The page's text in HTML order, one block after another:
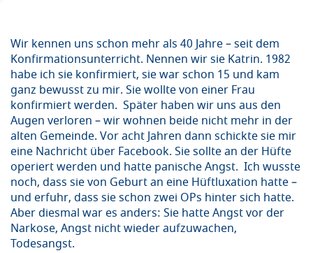
Wir kennen uns schon mehr als 40 Jahre – seit dem
Konfirmationsunterricht. Nennen wir sie Katrin. 1982
habe ich sie konfirmiert, sie war schon 15 und kam
ganz bewusst zu mir. Sie wollte von einer Frau
konfirmiert werden. Später haben wir uns aus den
Augen verloren – wir wohnen beide nicht mehr in der
alten Gemeinde. Vor acht Jahren dann schickte sie mir
eine Nachricht über Facebook. Sie sollte an der Hüfte
operiert werden und hatte panische Angst. Ich wusste
noch, dass sie von Geburt an eine Hüftluxation hatte –
und erfuhr, dass sie schon zwei OPs hinter sich hatte.
Aber diesmal war es anders: Sie hatte Angst vor der
Narkose, Angst nicht wieder aufzuwachen,
Todesangst.